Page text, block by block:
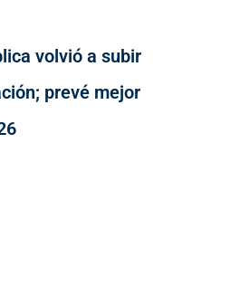
volvió a subir
prevé mejor